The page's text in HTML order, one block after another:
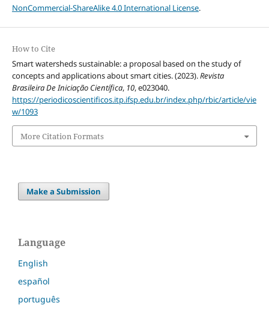
NonCommercial-ShareAlike 4.0 International License.
How to Cite
Smart watersheds sustainable: a proposal based on the study of
concepts and applications about smart cities. (2023).Revista
Brasileira De Iniciação Científica, 10, e023040.
https://periodicoscientificos.itp.ifsp.edu.br/index.php/rbic/article/vie
w/1093
More Citation Formats
Make a Submission
Language
English
español
português